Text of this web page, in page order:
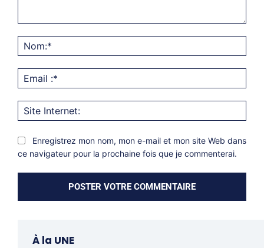
:*
Enregistrez mon nom, mon e-mail et mon site Web dans
ce navigateur pour la prochaine fois que je commenterai.
À la UNE